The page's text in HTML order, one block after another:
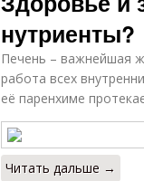
нутриенты?
Печень – важнейшая
работа всех
её паренхиме
Читать дальше →